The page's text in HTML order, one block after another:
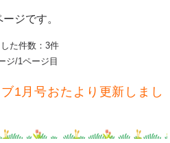
ジです。
た件数：3件
ジ/1ページ目
1月号おたより更新しまし